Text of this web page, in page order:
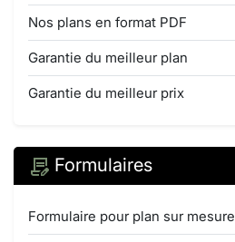
Nos plans en format PDF
Garantie du meilleur plan
Garantie du meilleur prix
Formulaires
Formulaire pour plan sur mesure